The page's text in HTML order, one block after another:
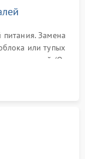
Замена
или тупых
(O-
устранения